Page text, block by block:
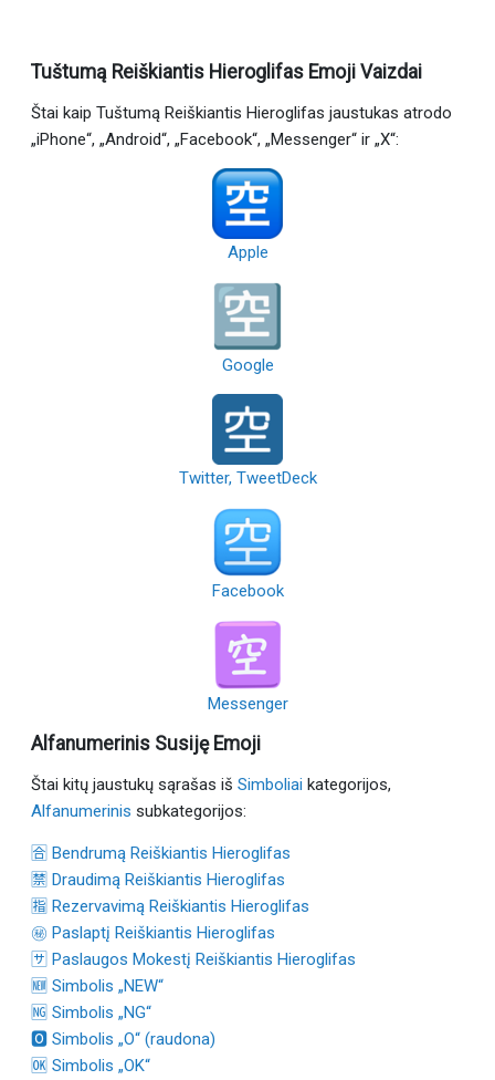
Tuštumą Reiškiantis Hieroglifas Emoji Vaizdai
Štai kaip Tuštumą Reiškiantis Hieroglifas jaustukas atrodo
„iPhone“, „Android“, „Facebook“, „Messenger“ ir „X“:
Apple
Google
Twitter, TweetDeck
Facebook
Messenger
Alfanumerinis Susiję Emoji
Štai kitų jaustukų sąrašas iš Simboliai kategorijos,
Alfanumerinis subkategorijos:
🈴 Bendrumą Reiškiantis Hieroglifas
🈲 Draudimą Reiškiantis Hieroglifas
🈯 Rezervavimą Reiškiantis Hieroglifas
㊙ Paslaptį Reiškiantis Hieroglifas
🈂 Paslaugos Mokestį Reiškiantis Hieroglifas
🆕 Simbolis „NEW“
🆖 Simbolis „NG“
🅾 Simbolis „O“ (raudona)
🆗 Simbolis „OK“